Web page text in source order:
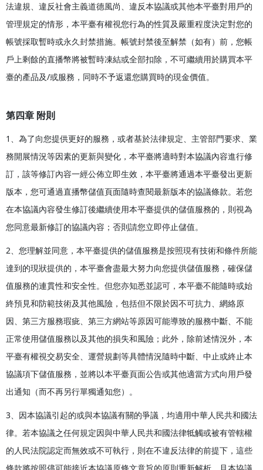
法違規、違反社會主義道德風尚、違反本協議或其他本平臺對用戶的
管理規定的情形，本平臺有權視您行為的性質及嚴重程度決定對您的
帳號採取暫時或永久封禁措施。帳號封禁後至解禁（如有）前，您帳
戶上剩餘的直播幣將被暫時凍結或全部扣除，不可繼續用於購買本平
臺的產品及/或服務，同時不予返還您購買時的現金價值。
第四章 附則
1、為了向您提供更好的服務，或者基於法律規定、主管部門要求、業
務開展情況等因素的更新與變化，本平臺將適時對本協議內容進行修
訂，該等修訂內容一經公佈立即生效，本平臺將通過本平臺發出更新
版本，您可通過直播幣儲值頁面隨時查閱最新版本的協議條款。若您
在本協議內容發生修訂後繼續使用本平臺提供的儲值服務的，則視為
您同意最新修訂的協議內容；否則請您立即停止儲值。
2、您理解並同意，本平臺提供的儲值服務是按照現有技術和條件所能
達到的現狀提供的，本平臺會盡最大努力向您提供儲值服務，確保儲
值服務的連貫性和安全性。但您亦知悉並認可，本平臺不能隨時或始
終預見和防範技術及其他風險，包括但不限於因不可抗力、網絡原
因、第三方服務瑕疵、第三方網站等原因可能導致的服務中斷、不能
正常使用儲值服務以及其他的損失和風險；此外，除前述情況外，本
平臺有權視交易安全、運營規劃等具體情況隨時中斷、中止或終止本
協議項下儲值服務，並將以本平臺頁面公告或其他適當方式向用戶發
出通知（而不再另行單獨通知您）。
3、因本協議引起的或與本協議有關的爭議，均適用中華人民共和國法
律。若本協議之任何規定因與中華人民共和國法律牴觸或被有管轄權
的人民法院認定而無效或不可執行，則在不違反法律的前提下，這些